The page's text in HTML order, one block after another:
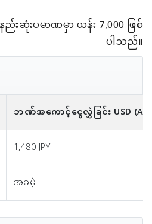
ဆုံးပမာဏမှာ ယန်း 7,000 ဖြစ်
ပါသည်။
ဘဏ်အကောင့်ငွေလွှဲခြင်းUSD
1,480 JPY
အခမဲ့